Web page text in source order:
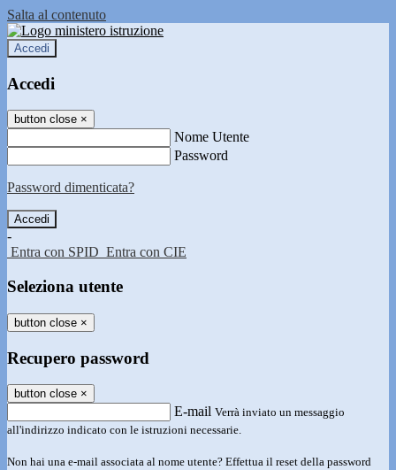
Salta al contenuto
Accedi
Accedi
button close ×
Nome Utente
Password
Password dimenticata?
-
Entra con SPID Entra con CIE
Seleziona utente
button close ×
Recupero password
button close ×
E-mail Verrà inviato un messaggio
all'indirizzo indicato con le istruzioni necessarie.
Non hai una e-mail associata al nome utente? Effettua il reset della password